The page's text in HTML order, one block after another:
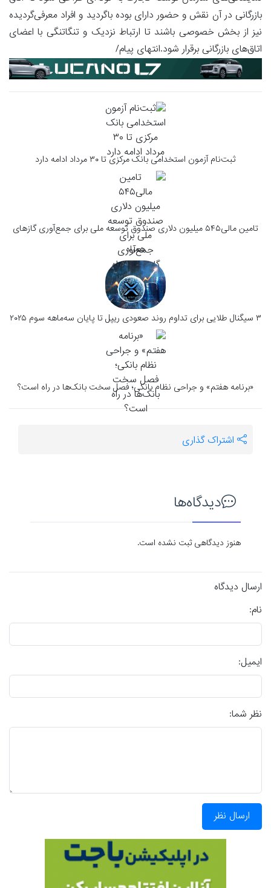
بازرگانی در آن نقش و حضور دارای بوده باگردید و افراد معرفی‌گردیده
نیز از بخش خصوصی باشند تا ارتباط نزدیک و تنگاتنگی با اعضای
اتاق‌های بازرگانی برقرار شود.انتهای پیام/
ثبت‌نام آزمون استخدامی بانک مرکزی تا ۳۰ مرداد ادامه دارد
تامین مالی۵۴۵ میلیون دلاری صندوق توسعه ملی برای جمع‌آوری گازهای
همراه
۳ سیگنال طلایی برای تداوم روند صعودی ریپل تا پایان سه‌ماهه سوم ۲۰۲۵
«برنامه هفتم» و جراحی نظام بانکی؛ فصل سخت بانک‌ها در راه است؟
اشتراک گذاری
دیدگاه‌ها
هنوز دیدگاهی ثبت نشده است.
ارسال دیدگاه
نام:
ایمیل:
نظر شما:
ارسال نظر